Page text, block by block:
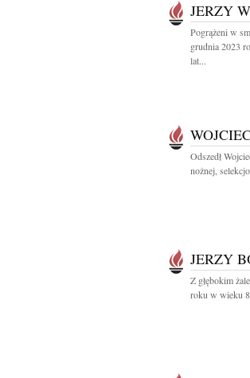
JERZY
Pogrążeni w
grudnia 2023
lat...
Odszedł
nożnej,
JERZY
Z głębokim
roku w wieku